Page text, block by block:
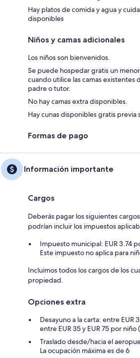
Hay platos de comida y agua y
disponibles
Niños y camas adicionales
Los niños son bienvenidos.
Se puede hospedar gratis un
cuando utilice las camas existentes
padre o tutor.
No hay camas extra disponibles.
Hay cunas disponibles gratis previa
Formas de pago
Información importante
Cargos
Deberás pagar los siguientes
podrían incluir los impuestos
Impuesto municipal: EUR 3.74
Este impuesto no aplica para
Incluimos todos los cargos de los
propiedad.
Opciones extra
Desayuno a la carta: entre EUR
entre EUR 35 y EUR 75 por
Traslado desde/hacia el
La ocupación máxima es de 6